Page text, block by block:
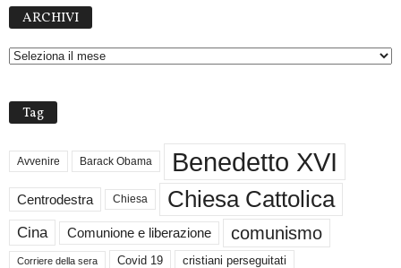
ARCHIVI
H
Tag
Avvenire Barack Obama Benedetto XVI
Centrodestra Chiesa Chiesa Cattolica
Cina Comunione e liberazione comunismo
Corriere della sera Covid 19 cristiani perseguitati